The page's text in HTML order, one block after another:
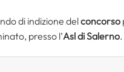
di indizione delconcorso
presso l’Asl di Salerno.